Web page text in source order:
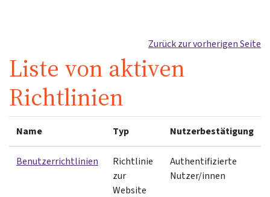
Zurück zur vorherigen Seite
Liste von aktiven
Richtlinien
Name Typ Nutzerbestätigung
Benutzerrichtlinien
Richtlinie
zur
Website
Authentifizierte
Nutzer/innen